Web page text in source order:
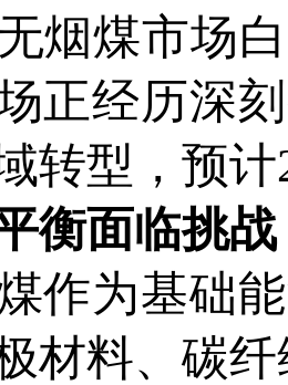
无烟煤市场
正经历深
转型，预
面临挑战
为基础能
材料、碳